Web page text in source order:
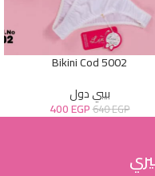
Bikini Cod 5002
بيبي دول
640EGP
400EGP